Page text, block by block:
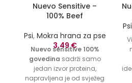
Nuevo Sensitive –
100% Beef
Psi, Mokra hrana za pse
3,49€
Nuevo sensitive 100%
govedina sadrži samo
jedan izvor proteina,
napravljena je od svježeg
Psi